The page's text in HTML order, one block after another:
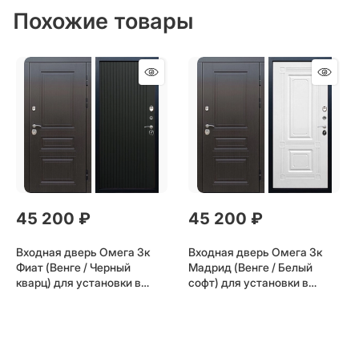
Похожие товары
45 200 ₽
Входная дверь Омега 3к
Фиат (Венге / Черный
кварц) для установки в
45 200 ₽
Входная дверь Омега 3к
Мадрид (Венге / Белый
софт) для установки в